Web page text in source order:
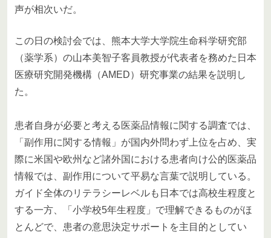
声が相次いだ。
この日の検討会では、熊本大学大学院生命科学研究部
（薬学系）の山本美智子客員教授が代表者を務めた日本
医療研究開発機構（AMED）研究事業の結果を説明し
た。
患者自身が必要と考える医薬品情報に関する調査では、
「副作用に関する情報」が国内外問わず上位を占め、実
際に米国や欧州など諸外国における患者向け公的医薬品
情報では、副作用について平易な言葉で説明している。
ガイド全体のリテラシーレベルも日本では高校生程度と
する一方、「小学校5年生程度」で理解できるものがほ
とんどで、患者の意思決定サポートを主目的としてい